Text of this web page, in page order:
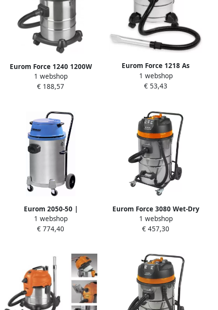
Eurom Force 1240 1200W
Bouwstofzuiger 161311
1 webshop
€ 188,57
Eurom Force 1218 As
Stofzuiger 161427
1 webshop
€ 53,43
Eurom 2050-50 |
INDUSTRIËLE ALLESZUIGER
162400
1 webshop
€ 774,40
Eurom Force 3080 Wet-Dry
Alleszuiger 161373
1 webshop
€ 457,30